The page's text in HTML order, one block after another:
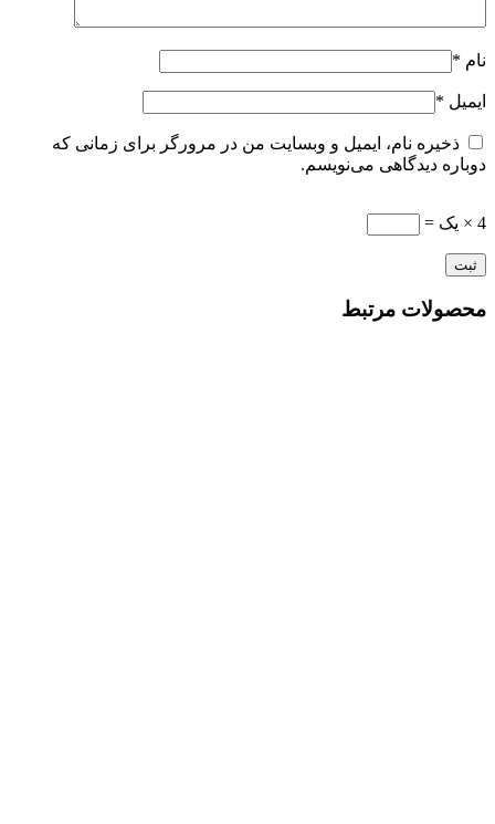
نام *
ایمیل *
ذخیره نام، ایمیل و وبسایت من در مرورگر برای زمانی که
دوباره دیدگاهی می‌نویسم.
4 × یک =
محصولات مرتبط